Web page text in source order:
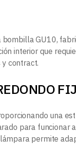
bombilla GU10,
interior que
contract.
una
para funcionar a
permite